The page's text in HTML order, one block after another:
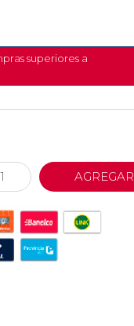
superiores a
AGREGAR